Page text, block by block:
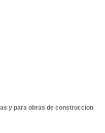
y para obras de construccion